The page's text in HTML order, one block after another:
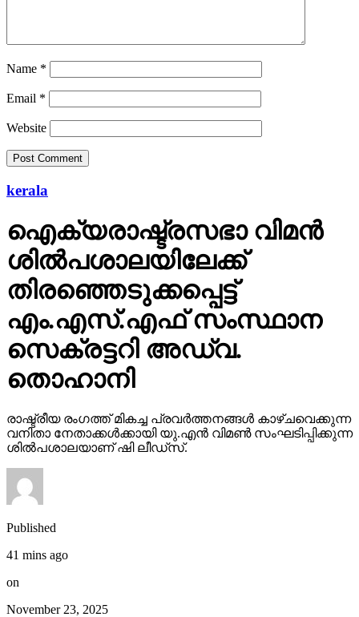
Name *
Email *
Website
kerala
ഐക്യരാഷ്ട്രസഭാ വിമന്‍
ശില്‍പശാലയിലേക്ക്
തിരഞ്ഞെടുക്കപ്പെട്ട്
എം.എസ്.എഫ് സംസ്ഥാന
സെക്രട്ടറി അഡ്വ.
തൊഹാനി
രാഷ്ട്രീയ രംഗത്ത് മികച്ച പ്രവര്‍ത്തനങ്ങള്‍ കാഴ്ചവെക്കുന്ന
വനിതാ നേതാക്കള്‍ക്കായി യു.എന്‍ വിമണ്‍ സംഘടിപ്പിക്കുന്ന
ശില്‍പശാലയാണ് ഷി ലീഡ്‌സ്.
Published
41 mins ago
on
November 23, 2025